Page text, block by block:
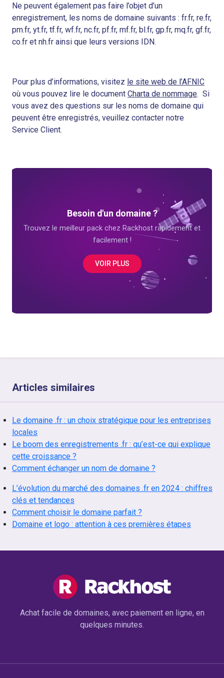
Ne peuvent également pas faire l’objet d’un
enregistrement, les noms de domaine suivants : fr.fr, re.fr,
pm.fr, yt.fr, tf.fr, wf.fr, nc.fr, pf.fr, mf.fr, bl.fr, gp.fr, mq.fr, gf.fr,
co.fr et nh.fr ainsi que leurs versions IDN.
Pour plus d’informations, visitez le site web de l’AFNIC
où vous pouvez lire le document Charta de nommage. Si
vous avez des questions sur les noms de domaine qui
peuvent être enregistrés, veuillez contacter notre
Service Client.
Besoin d'un domaine ?
Trouvez le meilleur pack chez Rackhost rapidement et
facilement !
VOIR PLUS
Articles similaires
Le domaine .fr : un choix stratégique pour les entreprises
locales
Le boom des enregistrements .fr : qu’est-ce qui explique
cette croissance ?
Comment échanger un nom de domaine ?
L’évolution du marché des domaines .fr en 2024 : chiffres
clés et tendances
Comment choisir le domaine parfait ?
Domaine et logo : attention à ces premières étapes
Achat facile de domaines, avec paiement en ligne, en
quelques minutes.